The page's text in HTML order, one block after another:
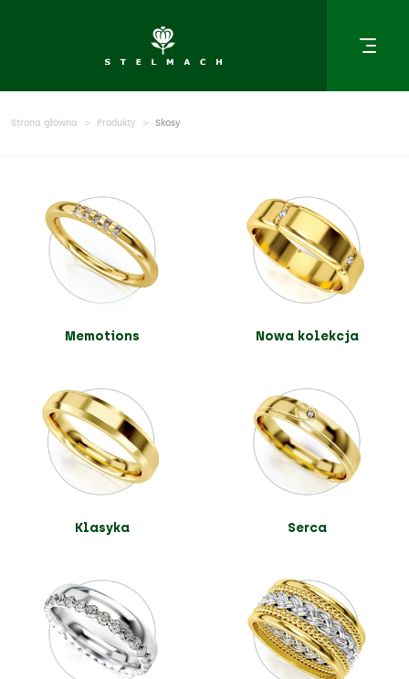
Strona główna Produkty Skosy
Memotions Nowa kolekcja
Klasyka Serca